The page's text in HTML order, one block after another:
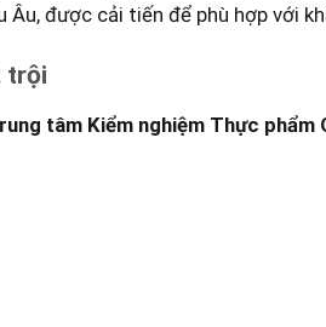
được cải tiến để phù hợp với
trội
tâm Kiểm nghiệm Thực ​phẩm